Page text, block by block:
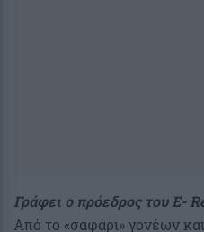
Γράφει ο πρόεδρος του E-
Από το «σαφάρι» γονέων